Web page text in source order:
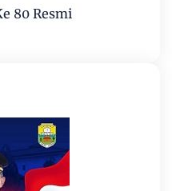
80 Resmi